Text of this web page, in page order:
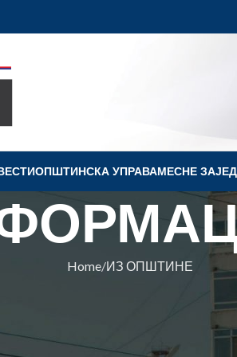
OПШТИНСКА УПРАВАМЕСНЕ
Home ИЗ ОПШТИНЕ
У РЕЖИЈИ